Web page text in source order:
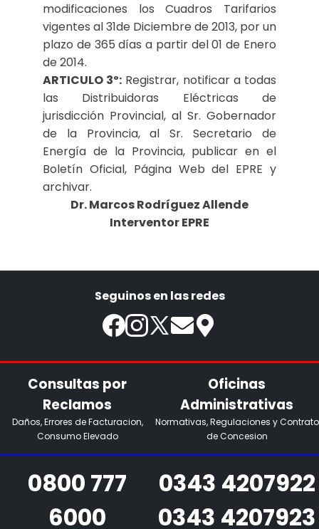
modificaciones los Cuadros Tarifarios
vigentes al 31de Diciembre de 2013, por un
plazo de 365 días a partir del 01 de Enero
de 2014.
ARTICULO 3º: Registrar, notificar a todas
las Distribuidoras Eléctricas de
jurisdicción Provincial, al Sr. Gobernador
de la Provincia, al Sr. Secretario de
Energía de la Provincia, publicar en el
Boletín Oficial, Página Web del EPRE y
archivar.
Dr. Marcos Rodríguez Allende
Interventor EPRE
Seguinos en las redes
Consultas por
Reclamos
Daños, Errores de Facturacion,
Consumo Elevado
0800 777
6000
Oficinas
Administrativas
Normativas, Regulaciones y Contrato
de Concesion
0343 4207922
0343 4207923